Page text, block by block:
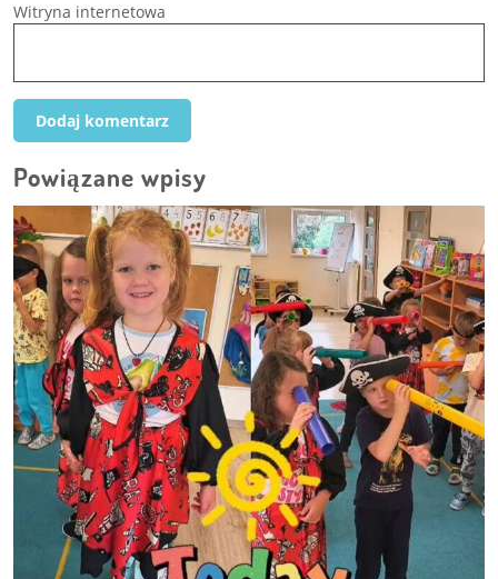
Witryna internetowa
Powiązane wpisy